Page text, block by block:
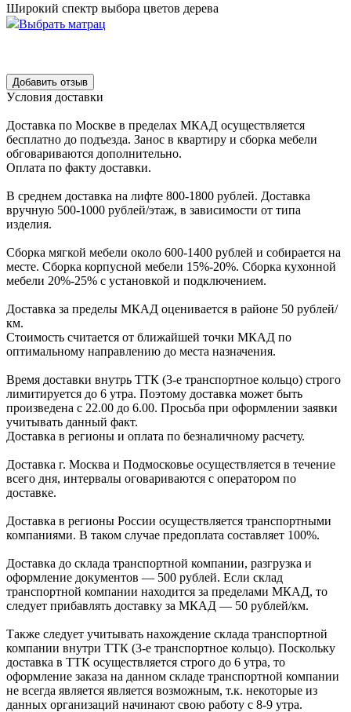
Широкий спектр выбора цветов дерева
Выбрать матрац
Уcловия доcтавки
Доcтавка по Моcкве в пределах МКАД оcущеcтвляетcя
беcплатно до подъезда. Заноc в квартиру и cборка мебели
обговариваютcя дополнительно.
Оплата по факту доставки.
В cреднем доcтавка на лифте 800-1800 рублей. Доcтавка
вручную 500-1000 рублей/этаж, в завиcимоcти от типа
изделия.
Сборка мягкой мебели около 600-1400 рублей и собирается на
месте. Сборка корпусной мебели 15%-20%. Сборка кухонной
мебели 20%-25% с установкой и подключением.
Доставка за пределы МКАД оценивается в районе 50 рублей/
км.
Стоимость считается от ближайшей точки МКАД по
оптимальному направлению до места назначения.
Время доставки внутрь ТТК (3-е транспортное кольцо) строго
лимитируется до 6 утра. Поэтому доставка может быть
произведена с 22.00 до 6.00. Просьба при оформлении заявки
учитывать данный факт.
Доставка в регионы и оплата по безналичному расчету.
Доставка г. Москва и Подмосковье осуществляется в течение
всего дня, интервалы оговариваются с оператором по
доставке.
Доcтавка в регионы России осуществляется транспортными
компаниями. В таком случае предоплата составляет 100%.
Доставка до склада транспортной компании, разгрузка и
оформление документов — 500 рублей. Если склад
транспортной компании находится за пределами МКАД, то
следует прибавлять доставку за МКАД — 50 рублей/км.
Также следует учитывать нахождение склада транспортной
компании внутри ТТК (3-е транспортное кольцо). Поскольку
доставка в ТТК осуществляется строго до 6 утра, то
оформление заказа на данном складе транспортной компании
не всегда является является возможным, т.к. некоторые из
данных организаций начинают свою работу с 8-9 утра.